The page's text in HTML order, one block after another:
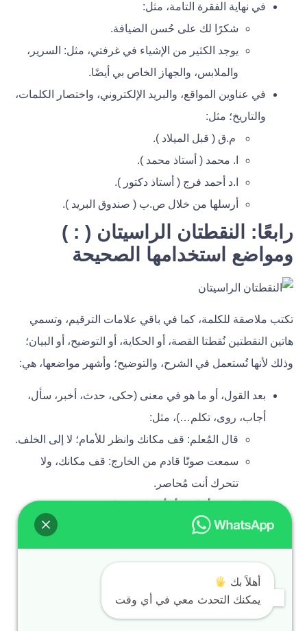
في نهاية الفقرة التامة، مثل:
شكرًا لك على حُسن الضيافة.
يوجد الكثير من الإشياء في غرفتي، مثل: السرير،
والملابس، والجهاز الخاص بي أيضًا.
في عناوين المواقع، والبريد الإلكتروني، واختصار الكلمات،
والتاريخ؛ مثل:
م.ق ( قبل الميلاد ).
ا. محمد ( أستاذ محمد ).
ا.د أحمد فرج ( أستاذ دكتور ).
أرسلها من خلال ص.ب ( صندوق البريد ).
رابعًا: النقطتان الراسيتان ( : )
ومواضع استخدامها الصحيحة
تكتب ملاصقة للكلمة، كما في باقي علامات الترقيم، وتسمي
هاتين النقطتين نُقطتا القصة، أو الحكاية، أو التوضيح، أو البيان؛
وذلك لأنها تُستعمل في الشرح، والتوضيح؛ وأشهر مواضعها، هي:
بعد القول، أو ما هو في معنى (حكى، حدث، أخبر، سأل،
أجاب، روى، تكلم…)، مثل:
قال المُعلم: قف مكانك وانظر للأمام؛ لا إلى الخلف.
سمعت صوتًا قادم من الخارج: قف مكانك، ولا
تتحرك أنت مُحاصر.
الموظفون ثلاث أنواع: المُجتهد، المُتكاسل، الفاشل.
هناك أربعة وسائل للمواصلات: الدراجة، السيارة،
بين الكلام المُجَمل، والكلام الذي يتلوه مُوضحا له، مثل:
كتابة المحتوي وظيفة مُهمة: تجعل المعلومات
أهلاً بك
يمكنك التحدث معي في أي وقت